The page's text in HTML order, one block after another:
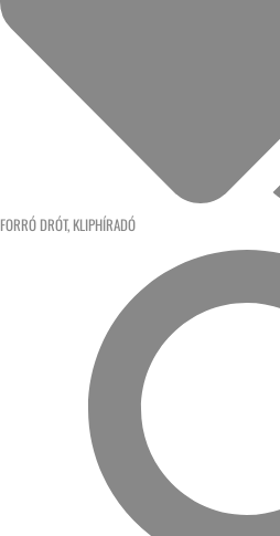
FORRÓ DRÓT, KLIPHÍRADÓ